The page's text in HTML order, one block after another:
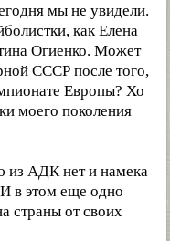
мы не увидели.
как Елена
Огиенко. Может
СССР после того,
Европы? Хо
моего поколения
из АДК нет и намека
в этом еще одно
страны от своих